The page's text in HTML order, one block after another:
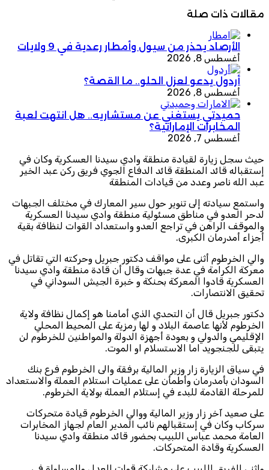
مقالات ذات صلة
الأرصاد يحذر من سيول وأمطار رعدية في 9 ولايات
أغسطس 8, 2026
أردول يدعو لعزل الحلو.. ما القصة؟
أغسطس 8, 2026
حميدتي يستغني عن مستشاريه.. هل انتهت لعبة
المخابرات الإماراتية؟
أغسطس 7, 2026
حيث سجل زيارة لقيادة منطقة وادي سيدنا العسكرية وكان في
إستقباله قائد المنطقة قائد الدفاع الجوي فريق ركن عبد الخير
عبد الله ناصر وعدد من قيادات المنطقة
واستمع سيادته إلى تنوير حول سير المعارك في مختلف الجبهات
لدحر العدو في مناطق مسئولية منطقة وادي سيدنا العسكرية
والموقف الراهن في تراجع العدو واستعداد القوات لنظافة بقية
أجزاء أمدرمان الكبرى.
والي الخرطوم أثنى على مواقف دكتور جبريل وحركته التي تقاتل في
معركة الكرامة في عدة جبهات وقال أن قادة منطقة وادي سيدنا
العسكرية قادوا المعركة بحنكة و خبرة الجيش السوداني في
تحقيق الانتصارات.
دكتور جبريل قال أن التحدي الذي أمامنا هو إكمال نظافة ولاية
الخرطوم لأنها عاصمة البلاد و لها رمزية على المحيط المحلي
الإقليمي والدولي و بعودة أجهزة الدولة والمواطنين للخرطوم لن
يتبقى للجنجويد اما الاستسلام او الموت.
في سياق الزيارة زار وزير المالية برفقة والى الخرطوم فرع بنك
السودان بأمدرمان وأطمأن على عمليات استلام العملة والاستعداد
للمرحلة القادمة للبدء في إستلام العملة بولاية الخرطوم.
على صعيد آخر زار وزير المالية ووالي الخرطوم قيادة متحركات
سركاب وكان في إستقبالهم نائب المدير العام لجهاز المخابرات
العامة محمد عباس اللبيب بحضور قائد منطقة وادي سيدنا
العسكرية وقادة المتحركات.